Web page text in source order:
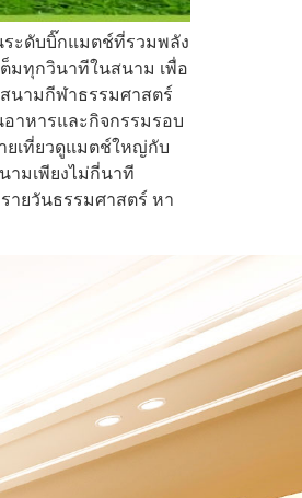
ระดับบิ๊กแมตช์ที่รวมพลัง
ต็มทุกวินาทีในสนาม เพื่อ
นามกีฬาธรรมศาสตร์
าหารและกิจกรรมรอบ
ยเที่ยวดูแมตช์ใหญ่กับ
ามเพียงไม่กี่นาที
ายวันธรรมศาสตร์ หา